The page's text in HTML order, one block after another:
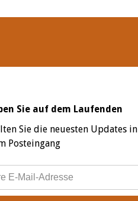
Sie auf dem Laufenden
Sie die neuesten Updates in
Posteingang